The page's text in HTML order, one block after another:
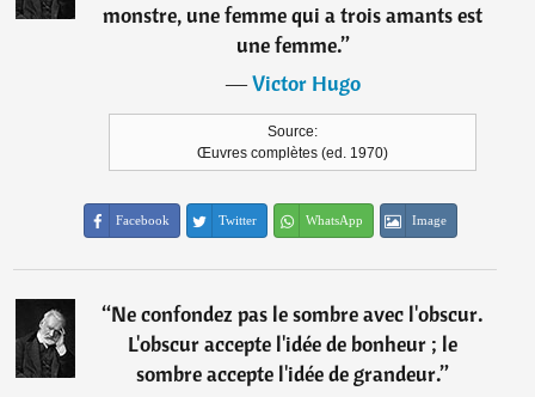
monstre, une femme qui a trois amants est
une femme.”
―Victor Hugo
Source:
Œuvres complètes (ed. 1970)
Facebook Twitter WhatsApp Image
“Ne confondez pas le sombre avec l'obscur.
L'obscur accepte l'idée de bonheur ; le
sombre accepte l'idée de grandeur.”